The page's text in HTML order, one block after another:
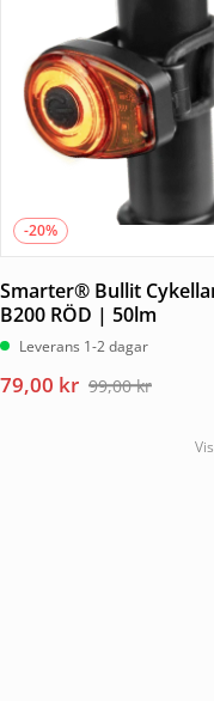
-20%
Smarter® Bullit
B200 RÖD | 50lm
Leverans 1-2 dagar
99,00kr
Det
79,00 kr
Det